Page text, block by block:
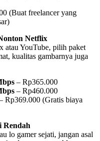
(Buat freelancer yang
Netflix
atau YouTube, pilih paket
kualitas gambarnya juga
– Rp365.000
– Rp460.000
Rp369.000 (Gratis biaya
Rendah
lo gamer sejati, jangan asal